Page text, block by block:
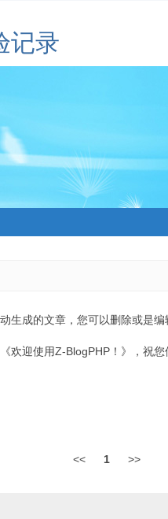
记录
生成的文章，您可以删除或是编
欢迎使用Z-BlogPHP！》，祝
<< 1 >>